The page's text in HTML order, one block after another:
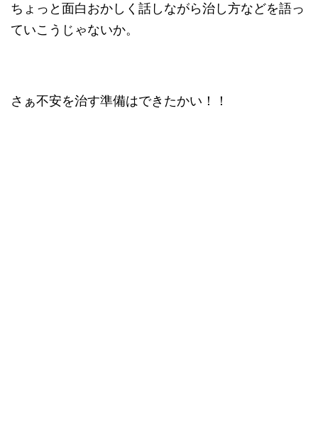
ちょっと面白おかしく話しながら治し方などを語っ
ていこうじゃないか。
さぁ不安を治す準備はできたかい！！